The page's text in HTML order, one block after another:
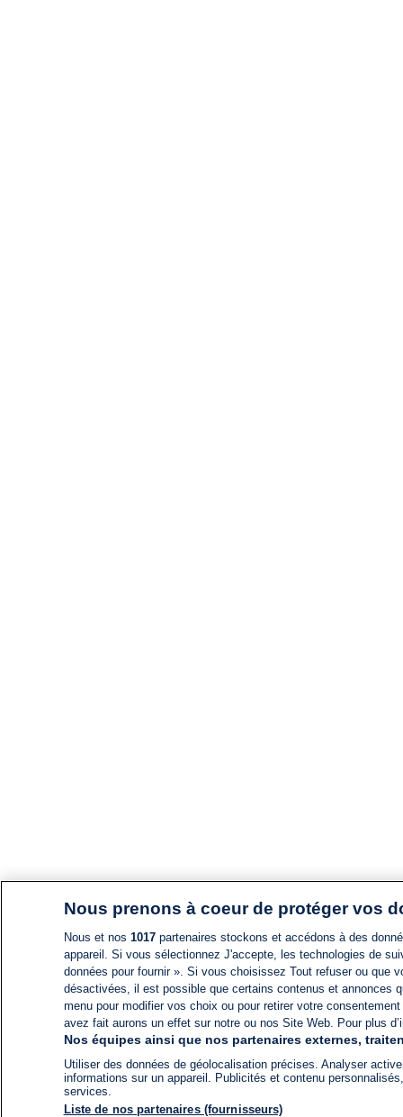
Nous prenons à coeur de protéger vos
Nous et nos 1017partenaires stockons et accédons à des
appareil. Si vous sélectionnez J'accepte, les technologies de
données pour fournir ». Si vous choisissez Tout refuser ou
désactivées, il est possible que certains contenus et annonces
menu pour modifier vos choix ou pour retirer votre
avez fait aurons un effet sur notre ou nos Site Web. Pour plus
Nos équipes ainsi que nos partenaires externes,
Utiliser des données de géolocalisation précises. Analyser
informations sur un appareil. Publicités et contenu
services.
Liste de nos partenaires (fournisseurs)